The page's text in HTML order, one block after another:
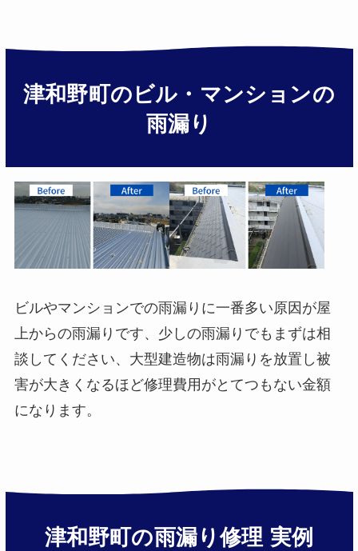
津和野町のビル・マンションの
雨漏り
ビルやマンションでの雨漏りに一番多い原因が屋
上からの雨漏りです、少しの雨漏りでもまずは相
談してください、大型建造物は雨漏りを放置し被
害が大きくなるほど修理費用がとてつもない金額
になります。
津和野町の雨漏り修理 実例